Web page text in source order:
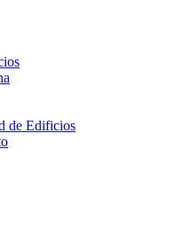
de Edificios